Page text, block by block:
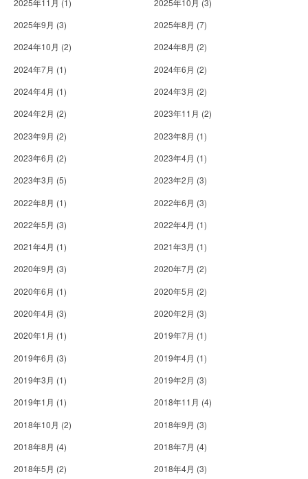
2025年9月 (3) 2025年8月 (7)
2024年10月 (2) 2024年8月 (2)
2024年7月 (1) 2024年6月 (2)
2024年4月 (1) 2024年3月 (2)
2024年2月 (2) 2023年11月 (2)
2023年9月 (2) 2023年8月 (1)
2023年6月 (2) 2023年4月 (1)
2023年3月 (5) 2023年2月 (3)
2022年8月 (1) 2022年6月 (3)
2022年5月 (3) 2022年4月 (1)
2021年4月 (1) 2021年3月 (1)
2020年9月 (3) 2020年7月 (2)
2020年6月 (1) 2020年5月 (2)
2020年4月 (3) 2020年2月 (3)
2020年1月 (1) 2019年7月 (1)
2019年6月 (3) 2019年4月 (1)
2019年3月 (1) 2019年2月 (3)
2019年1月 (1) 2018年11月 (4)
2018年10月 (2) 2018年9月 (3)
2018年8月 (4) 2018年7月 (4)
2018年5月 (2) 2018年4月 (3)